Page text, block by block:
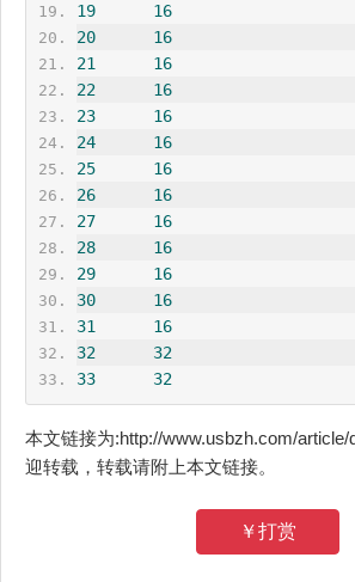
19
16
20
16
21
16
22
16
23
16
24
16
25
16
26
16
27
16
28
16
29
16
30
16
31
16
32
32
33
32
本文链接为:http://www.usbzh.com/article/
迎转载，转载请附上本文链接。
￥打赏